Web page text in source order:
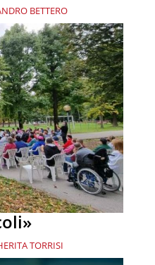
BETTERO
TORRISI